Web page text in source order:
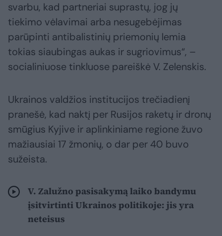
svarbu, kad partneriai suprastų, jog jų
tiekimo vėlavimai arba nesugebėjimas
parūpinti antibalistinių priemonių lemia
tokias siaubingas aukas ir sugriovimus“, –
socialiniuose tinkluose pareiškė V. Zelenskis.
Ukrainos valdžios institucijos trečiadienį
pranešė, kad naktį per Rusijos raketų ir dronų
smūgius Kyjive ir aplinkiniame regione žuvo
mažiausiai 17 žmonių, o dar per 40 buvo
sužeista.
V. Zalužno pasisakymą laiko bandymu
įsitvirtinti Ukrainos politikoje: jis yra
neteisus